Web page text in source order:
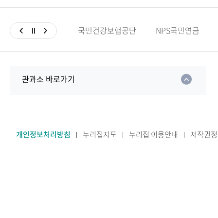
국민건강보험공단 NPS국민연금
관과소 바로가기
개인정보처리방침 누리집지도 누리집 이용안내 저작권